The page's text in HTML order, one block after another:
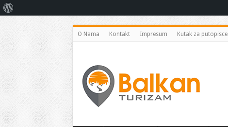
O Nama Kontakt Impresum Kutak za putopisce
Vordpresu